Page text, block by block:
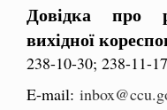
Довідка про
вихідної
238-10-30; 238-11-
E-mail: